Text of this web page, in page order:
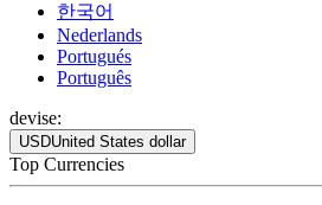
한국어
Nederlands
Portugués
Português
devise:
USDUnited States dollar
Top Currencies